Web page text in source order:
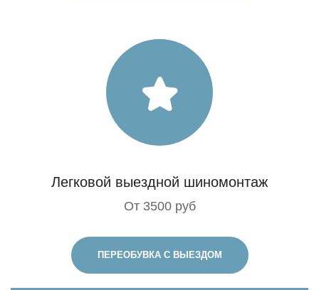
Легковой выездной шиномонтаж
От 3500 руб
ПЕРЕОБУВКА С ВЫЕЗДОМ